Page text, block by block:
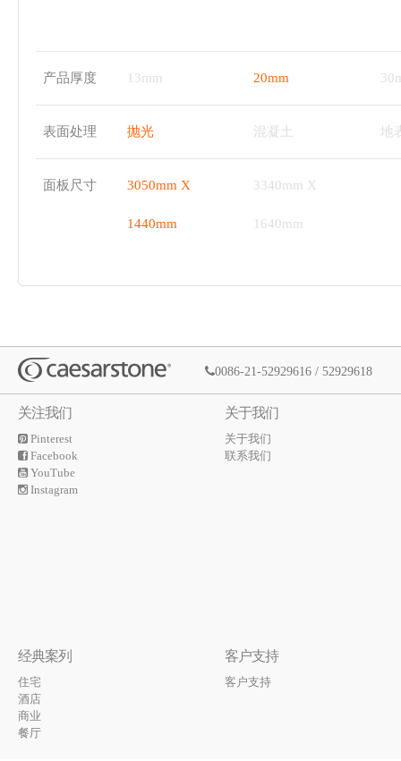
产品厚度 13mm 20mm
表面处理 抛光 混凝土 地
面板尺寸 3050mm X
1440mm
3340mm X
1640mm
0086-21-52929616 / 52929618
关注我们
Pinterest
Facebook
YouTube
Instagram
关于我们
关于我们
联系我们
经典案列
住宅
酒店
商业
餐厅
客户支持
客户支持